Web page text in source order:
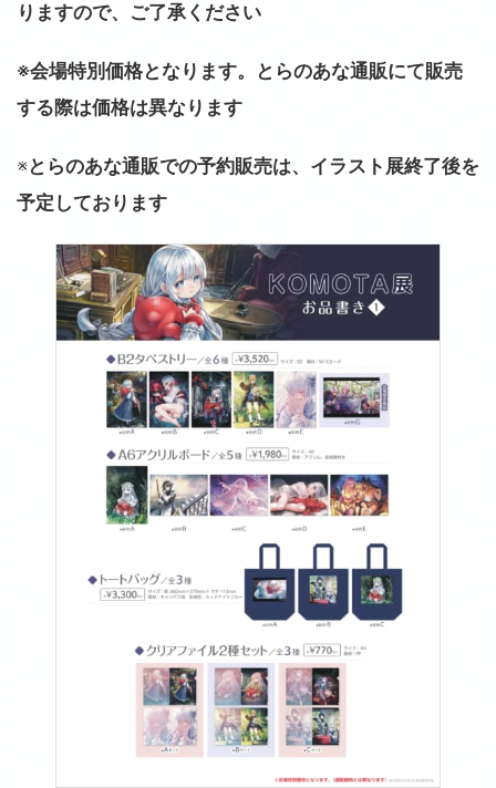
りますので、ご了承ください
※会場特別価格となります。とらのあな通販にて販売
する際は価格は異なります
※とらのあな通販での予約販売は、イラスト展終了後を
予定しております